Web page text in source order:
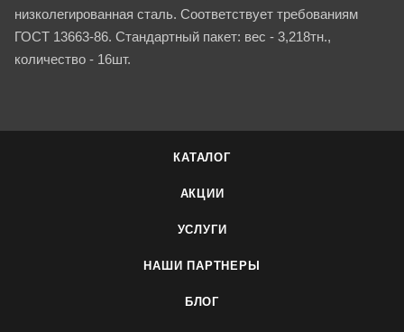
низколегированная сталь. Соответствует требованиям
ГОСТ 13663-86. Стандартный пакет: вес - 3,218тн.,
количество - 16шт.
КАТАЛОГ
АКЦИИ
УСЛУГИ
НАШИ ПАРТНЕРЫ
БЛОГ